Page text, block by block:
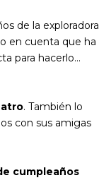
de la exploradora
en cuenta que ha
para hacerlo...
. También lo
con sus amigas
cumpleaños